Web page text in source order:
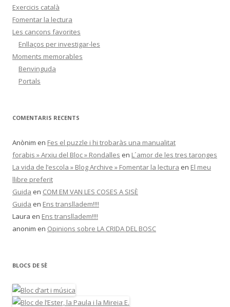
Exercicis català
Fomentar la lectura
Les cançons favorites
Enllaços per investigar-les
Moments memorables
Benvinguda
Portals
COMENTARIS RECENTS
Anònim en Fes el puzzle i hi trobaràs una manualitat
forabis » Arxiu del Bloc » Rondalles en L´amor de les tres taronges
La vida de l’escola » Blog Archive » Fomentar la lectura en El meu
llibre preferit
Guida en COM EM VAN LES COSES A SISÈ
Guida en Ens translladem!!!!
Laura en Ens translladem!!!!
anonim en Opinions sobre LA CRIDA DEL BOSC
BLOCS DE 5È